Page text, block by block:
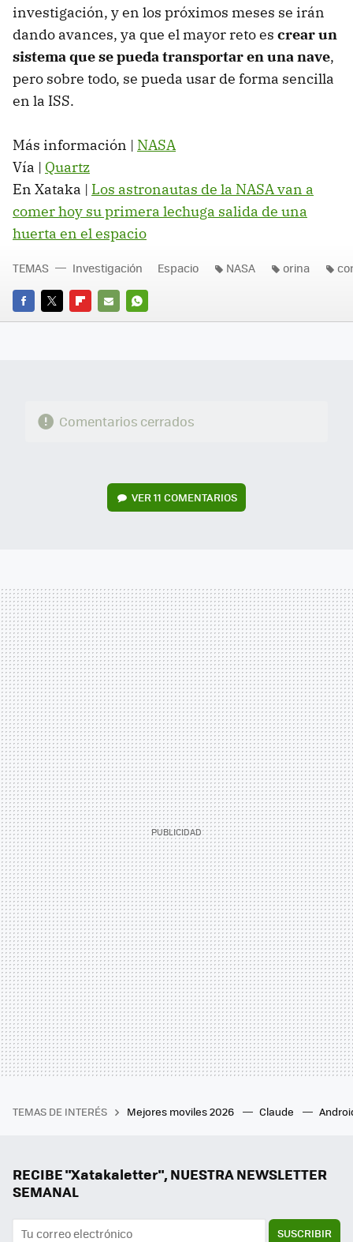
investigación, y en los próximos meses se irán
dando avances, ya que el mayor reto es crear un
sistema que se pueda transportar en una nave,
pero sobre todo, se pueda usar de forma sencilla
en la ISS.
Más información | NASA
Vía | Quartz
En Xataka | Los astronautas de la NASA van a
comer hoy su primera lechuga salida de una
huerta en el espacio
FACEBOOK
TWITTERFLIPBOARD
E-
WHATSAPP
TEMAS Investigación Espacio NASA orina
Comentarios cerrados
VER11 COMENTARIOS
TEMAS DE INTERÉS Mejores moviles 2026 Claude
RECIBE "Xatakaletter", NUESTRA NEWSLETTER
SEMANAL
SUSCRIBIR